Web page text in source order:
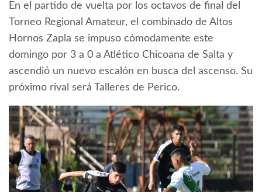
En el partido de vuelta por los octavos de final del
Torneo Regional Amateur, el combinado de Altos
Hornos Zapla se impuso cómodamente este
domingo por 3 a 0 a Atlético Chicoana de Salta y
ascendió un nuevo escalón en busca del ascenso. Su
próximo rival será Talleres de Perico.